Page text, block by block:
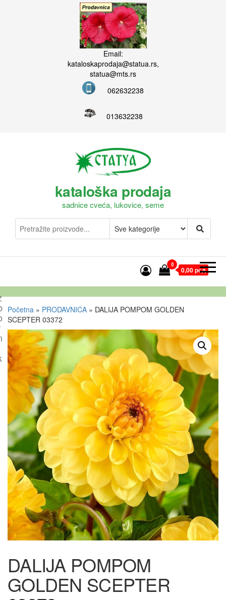
Email:
kataloskaprodaja@statua.rs,
statua@mts.rs
062632238
013632238
kataloška prodaja
sadnice cveća, lukovice, seme
0
0,00 рсд
Početna » PRODAVNICA » DALIJA POMPOM GOLDEN
SCEPTER 03372
DALIJA POMPOM
GOLDEN SCEPTER